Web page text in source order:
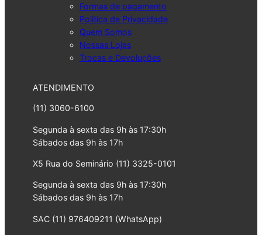
Formas de pagamento
Politica de Privacidade
Quem Somos
Nossas Lojas
Trocas e Devoluções
ATENDIMENTO
(11) 3060-6100
Segunda à sexta das 9h às 17:30h
Sábados das 9h às 17h
X5 Rua do Seminário (11) 3325-0101
Segunda à sexta das 9h às 17:30h
Sábados das 9h às 17h
SAC (11) 976409211 (WhatsApp)